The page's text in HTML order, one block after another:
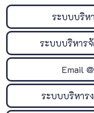
ระบบบริห
ระบบบริหาร
Email
ระบบบริหาร